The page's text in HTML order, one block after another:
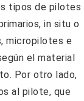
tipos de pilotes
in situ o
micropilotes e
el material
Por otro lado,
al pilote, que